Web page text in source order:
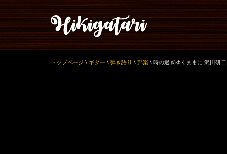
トップページ \ ギター \ 弾き語り \ 邦楽 \ 時の過ぎゆくままに 沢田研二